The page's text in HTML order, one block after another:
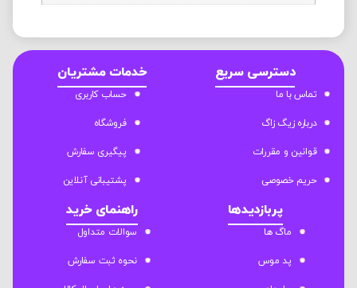
دسترسی سریع
تماس با ما
درباره زیگ زاگ
قوانین و مقررات
حریم خصوصی
خدمات مشتریان
حساب کاربری
فروشگاه
پیگیری سفارش
پشتیبانی آنلاین
پربازدیدها
ماگ ها
پد موس
راهنمای خرید
سوالات متداول
نحوه ثبت سفارش